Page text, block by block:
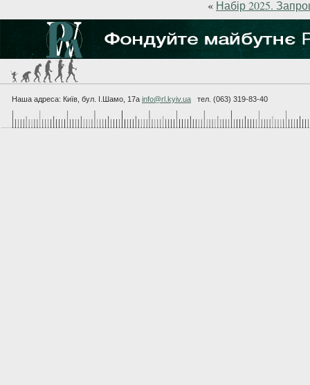
« Набір 2025.
Наша адреса: Київ, бул. I.Шамо, 17а info@rl.kyiv.ua тел. (063) 319-83-40